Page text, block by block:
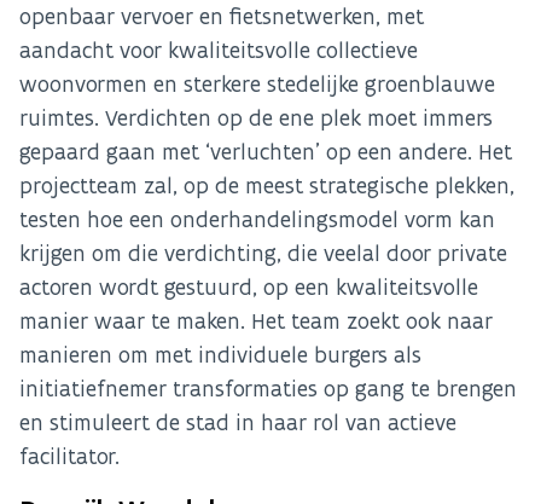
openbaar vervoer en fietsnetwerken, met
aandacht voor kwaliteitsvolle collectieve
woonvormen en sterkere stedelijke groenblauwe
ruimtes. Verdichten op de ene plek moet immers
gepaard gaan met ‘verluchten’ op een andere. Het
projectteam zal, op de meest strategische plekken,
testen hoe een onderhandelingsmodel vorm kan
krijgen om die verdichting, die veelal door private
actoren wordt gestuurd, op een kwaliteitsvolle
manier waar te maken. Het team zoekt ook naar
manieren om met individuele burgers als
initiatiefnemer transformaties op gang te brengen
en stimuleert de stad in haar rol van actieve
facilitator.